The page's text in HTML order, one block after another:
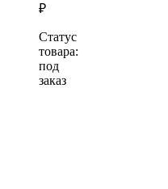
₽
Статус
товара:
под
заказ